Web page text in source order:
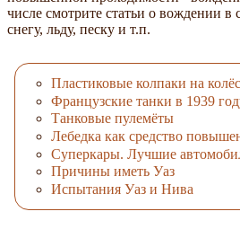
числе смотрите статьи о вождении
снегу, льду, песку и т.п.
Пластиковые колпаки на
Французские танки в 1939
Танковые пулемёты
Лебедка как средство
Суперкары. Лучшие
Причины иметь Уаз
Испытания Уаз и Нива